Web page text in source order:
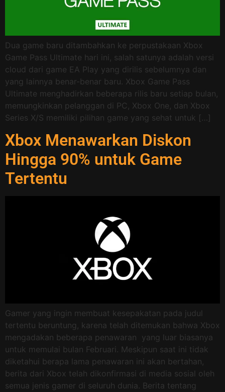
Dua game baru ditambahkan ke perpustakaan Xbox
Game Pass Ultimate hari ini, salah satunya adalah versi
cloud dari game EA Play yang dirilis sebelumnya dan
yang lainnya benar-benar baru. Xbox Game Pass
Ultimate menghadirkan beberapa rilis baru setiap bulan,
memungkinkan pelanggan di PC, Xbox One, dan Xbox
Series X/S memiliki pilihan game yang sehat untuk […]
Xbox Menawarkan Diskon
Hingga 90% untuk Game
Tertentu
Gamer yang ingin membuat kesepakatan pada judul
tertentu beruntung, karena telah ditemukan bahwa Xbox
mengadakan beberapa penawaran yang luar biasanya
untuk memulai bulan Februari. Meskipun saat ini tidak
diketahui berapa lama penawaran ini akan bertahan,
berita dari Xbox telah dikonfirmasi di media sosial oleh
semua jenis gamer di seluruh dunia. Berita tentang